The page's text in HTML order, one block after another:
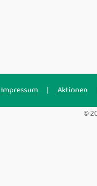
Impressum | Aktionen
©